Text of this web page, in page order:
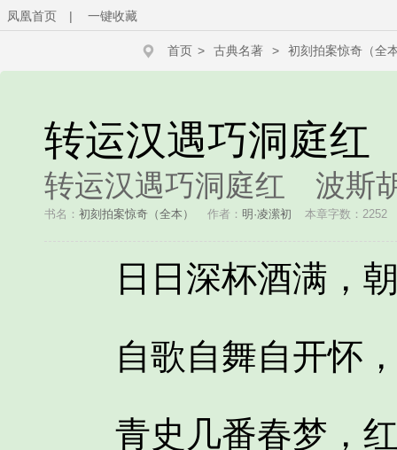
凤凰首页 | 一键收藏
首页 > 古典名著 > 初刻拍案惊奇（全
转运汉遇巧洞庭
转运汉遇巧洞庭红 波斯
书名： 初刻拍案惊奇（全本） 作者： 明·凌潆初 本章字数：2252
日日深杯酒满，朝
自歌自舞自开怀，
青史几番春梦，红